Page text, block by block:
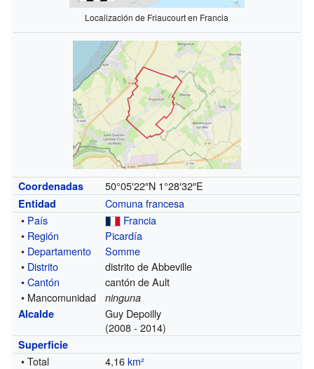
Localización de Friaucourt en Francia
Coordenadas 50°05′22″N 1°28′32″E
Entidad
Comuna francesa
• País
Francia
• Región
Picardía
• Departamento
Somme
• Distrito
distrito de Abbeville
•Cantón
cantón de Ault
• Mancomunidad
ninguna
Alcalde
Guy Depoilly
(2008 - 2014)
Superficie
• Total 4,16km²